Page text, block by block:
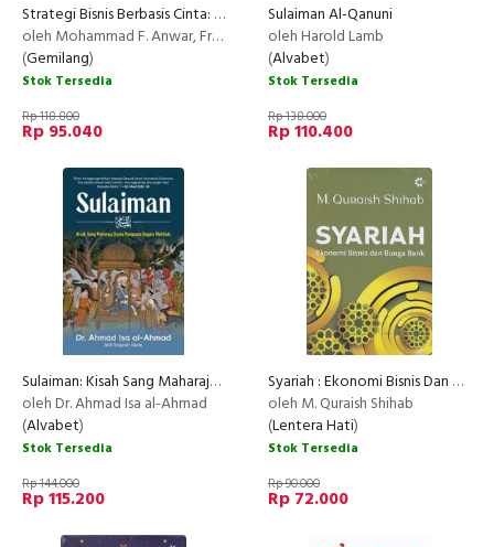
Strategi Bisnis Berbasis Cinta: Menjadikan Cinta Dan Kasih
oleh Mohammad F. Anwar, Frank E. Danna, Jeffrey F. Ma, Christopher J. Pitr
(Gemilang)
Stok Tersedia
Rp 118.800
Rp 95.040
Sulaiman Al-Qanuni
oleh Harold Lamb
(Alvabet)
Stok Tersedia
Rp 138.000
Rp 110.400
Sulaiman: Kisah Sang Maharaja Dunia Penguasa Segala Makhluk
oleh Dr. Ahmad Isa al-Ahmad
(Alvabet)
Stok Tersedia
Rp 144.000
Rp 115.200
Syariah : Ekonomi Bisnis Dan Bunga Bank
oleh M. Quraish Shihab
(Lentera Hati)
Stok Tersedia
Rp 90.000
Rp 72.000